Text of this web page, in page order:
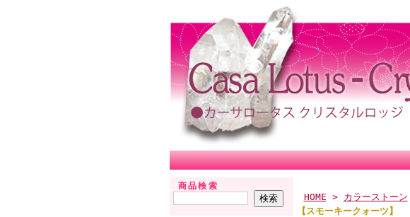
商品検索
HOME > カラーストーン
【スモーキークォーツ】